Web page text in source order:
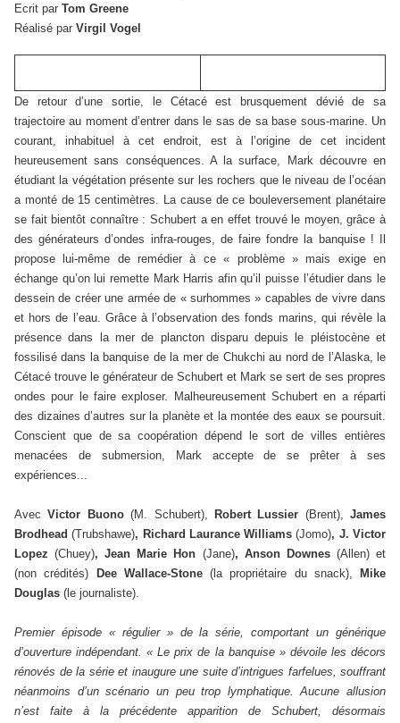
Ecrit par Tom Greene
Réalisé par Virgil Vogel
De retour d’une sortie, le Cétacé est brusquement dévié de sa
trajectoire au moment d’entrer dans le sas de sa base sous-marine. Un
courant, inhabituel à cet endroit, est à l’origine de cet incident
heureusement sans conséquences. A la surface, Mark découvre en
étudiant la végétation présente sur les rochers que le niveau de l’océan
a monté de 15 centimètres. La cause de ce bouleversement planétaire
se fait bientôt connaître : Schubert a en effet trouvé le moyen, grâce à
des générateurs d’ondes infra-rouges, de faire fondre la banquise ! Il
propose lui-même de remédier à ce « problème » mais exige en
échange qu’on lui remette Mark Harris afin qu’il puisse l’étudier dans le
dessein de créer une armée de « surhommes » capables de vivre dans
et hors de l’eau. Grâce à l’observation des fonds marins, qui révèle la
présence dans la mer de plancton disparu depuis le pléistocène et
fossilisé dans la banquise de la mer de Chukchi au nord de l’Alaska, le
Cétacé trouve le générateur de Schubert et Mark se sert de ses propres
ondes pour le faire exploser. Malheureusement Schubert en a réparti
des dizaines d’autres sur la planète et la montée des eaux se poursuit.
Conscient que de sa coopération dépend le sort de villes entières
menacées de submersion, Mark accepte de se prêter à ses
expériences...
AvecVictor Buono(M. Schubert), Robert Lussier (Brent), James
Brodhead(Trubshawe), Richard Laurance Williams(Jomo), J. Victor
Lopez(Chuey), Jean Marie Hon (Jane), Anson Downes (Allen) et
(non crédités) Dee Wallace-Stone (la propriétaire du snack), Mike
Douglas (le journaliste).
Premier épisode « régulier » de la série, comportant un générique
d’ouverture indépendant. « Le prix de la banquise » dévoile les décors
rénovés de la série et inaugure une suite d’intrigues farfelues, souffrant
néanmoins d’un scénario un peu trop lymphatique. Aucune allusion
n’est faite à la précédente apparition de Schubert, désormais